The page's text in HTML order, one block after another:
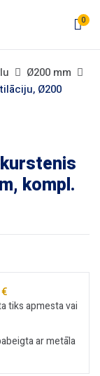
0
Ø200 mm
Ø200
kompl.
tiks apmesta vai
ar metāla